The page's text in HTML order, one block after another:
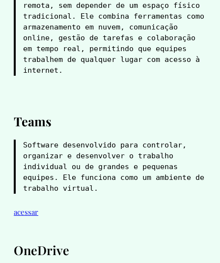
remota, sem depender de um espaço físico
tradicional. Ele combina ferramentas como
armazenamento em nuvem, comunicação
online, gestão de tarefas e colaboração
em tempo real, permitindo que equipes
trabalhem de qualquer lugar com acesso à
internet.
Teams
Software desenvolvido para controlar,
organizar e desenvolver o trabalho
individual ou de grandes e pequenas
equipes. Ele funciona como um ambiente de
trabalho virtual.
acessar
OneDrive